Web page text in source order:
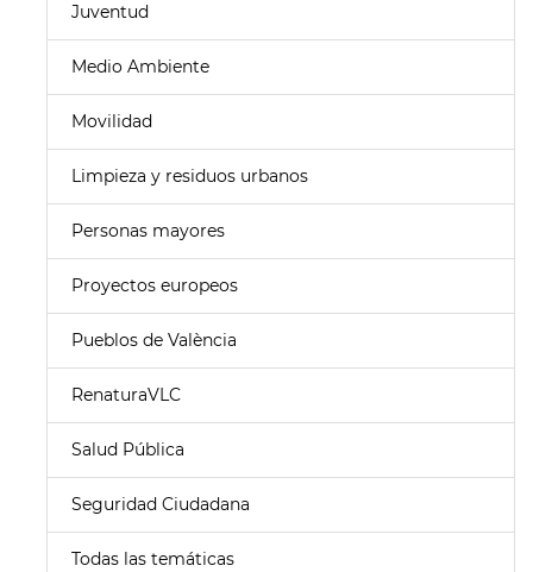
Juventud
Medio Ambiente
Movilidad
Limpieza y residuos urbanos
Personas mayores
Proyectos europeos
Pueblos de València
RenaturaVLC
Salud Pública
Seguridad Ciudadana
Todas las temáticas